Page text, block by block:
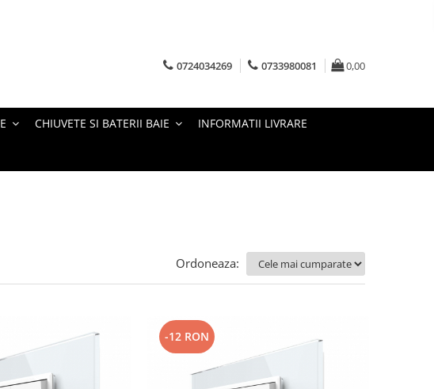
0724034269 0733980081 0,00
CHIUVETE SI BATERII BAIE INFORMATII LIVRARE
Ordoneaza:
-12 RON